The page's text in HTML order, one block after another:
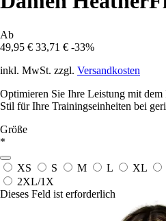
Ab
49,95 € 33,71 € -33%
inkl. MwSt. zzgl. Versandkosten
Optimieren Sie Ihre Leistung mit
Stil für Ihre Trainingseinheiten bei
Größe
*
XS S M L XL
2XL/1X
Dieses Feld ist erforderlich